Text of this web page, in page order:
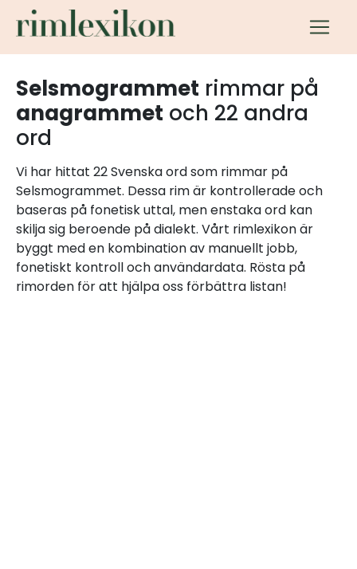
Selsmogrammet rimmar på
anagrammet och 22 andra
ord
Vi har hittat 22 Svenska ord som rimmar på
Selsmogrammet. Dessa rim är kontrollerade och
baseras på fonetisk uttal, men enstaka ord kan
skilja sig beroende på dialekt. Vårt rimlexikon är
byggt med en kombination av manuellt jobb,
fonetiskt kontroll och användardata. Rösta på
rimorden för att hjälpa oss förbättra listan!